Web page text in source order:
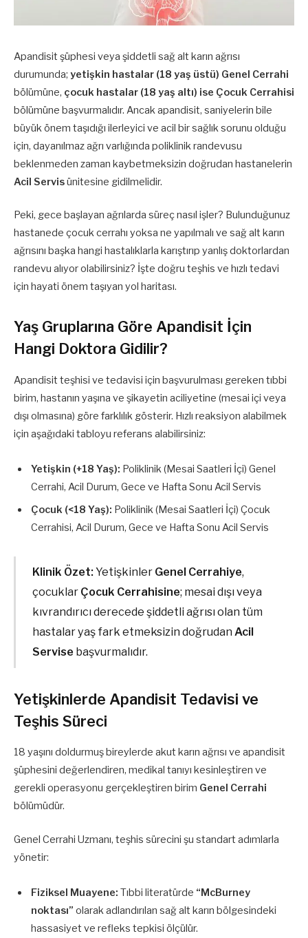
Apandisit şüphesi veya şiddetli sağ alt karın ağrısı
durumunda; yetişkin hastalar (18 yaş üstü) Genel Cerrahi
bölümüne, çocuk hastalar (18 yaş altı) ise Çocuk Cerrahisi
bölümüne başvurmalıdır. Ancak apandisit, saniyelerin bile
büyük önem taşıdığı ilerleyici ve acil bir sağlık sorunu olduğu
için, dayanılmaz ağrı varlığında poliklinik randevusu
beklenmeden zaman kaybetmeksizin doğrudan hastanelerin
Acil Servisünitesine gidilmelidir.
Peki, gece başlayan ağrılarda süreç nasıl işler? Bulunduğunuz
hastanede çocuk cerrahı yoksa ne yapılmalı ve sağ alt karın
ağrısını başka hangi hastalıklarla karıştırıp yanlış doktorlardan
randevu alıyor olabilirsiniz? İşte doğru teşhis ve hızlı tedavi
için hayati önem taşıyan yol haritası.
Yaş Gruplarına Göre Apandisit İçin
Hangi Doktora Gidilir?
Apandisit teşhisi ve tedavisi için başvurulması gereken tıbbi
birim, hastanın yaşına ve şikayetin aciliyetine (mesai içi veya
dışı olmasına) göre farklılık gösterir. Hızlı reaksiyon alabilmek
için aşağıdaki tabloyu referans alabilirsiniz:
Yetişkin (+18 Yaş): Poliklinik (Mesai Saatleri İçi) Genel
Cerrahi, Acil Durum, Gece ve Hafta Sonu Acil Servis
Çocuk (<18 Yaş): Poliklinik (Mesai Saatleri İçi) Çocuk
Cerrahisi, Acil Durum, Gece ve Hafta Sonu Acil Servis
Klinik Özet:Yetişkinler Genel Cerrahiye,
çocuklar Çocuk Cerrahisine; mesai dışı veya
kıvrandırıcı derecede şiddetli ağrısı olan tüm
hastalar yaş fark etmeksizin doğrudanAcil
Servise başvurmalıdır.
Yetişkinlerde Apandisit Tedavisi ve
Teşhis Süreci
18 yaşını doldurmuş bireylerde akut karın ağrısı ve apandisit
şüphesini değerlendiren, medikal tanıyı kesinleştiren ve
gerekli operasyonu gerçekleştiren birim Genel Cerrahi
bölümüdür.
Genel Cerrahi Uzmanı, teşhis sürecini şu standart adımlarla
yönetir:
Fiziksel Muayene: Tıbbi literatürde “McBurney
noktası” olarak adlandırılan sağ alt karın bölgesindeki
hassasiyet ve refleks tepkisi ölçülür.